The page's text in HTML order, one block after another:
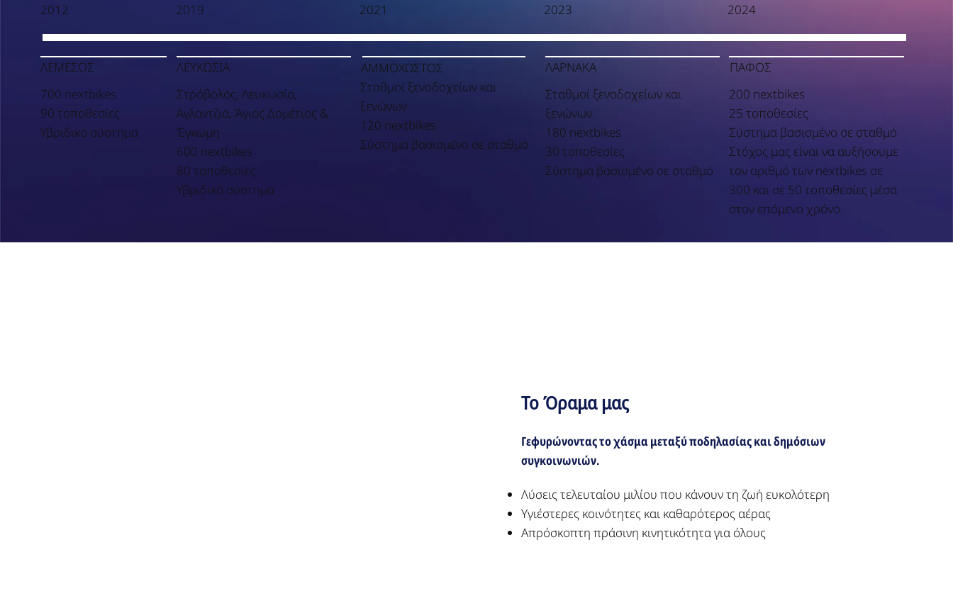
2012 2019 2021 2023 2024
ΛΕΜΕΣΟΣ
700 nextbikes
90 τοποθεσίες
Υβριδικό σύστημα
ΛΕΥΚΩΣΙΑ
Στρόβολος, Λευκωσία,
Αγλαντζιά, Άγιος Δομέτιος &
Έγκωμη
600 nextbikes
80 τοποθεσίες
Υβριδικό σύστημα
ΑΜΜΟΧΩΣΤΟΣ
Σταθμοί ξενοδοχείων και
ξενώνων
120 nextbikes
Σύστημα βασισμένο σε σταθμό
ΛΑΡΝΑΚΑ
Σταθμοί ξενοδοχείων και
ξενώνων
180 nextbikes
30 τοποθεσίες
Σύστημα βασισμένο σε σταθμό
ΠΑΦΟΣ
200 nextbikes
25 τοποθεσίες
Σύστημα βασισμένο σε σταθμό
Στόχος μας είναι να αυξήσουμε
τον αριθμό των nextbikes σε
300 και σε 50 τοποθεσίες μέσα
στον επόμενο χρόνο.
Το Όραμα μας
Γεφυρώνοντας το χάσμα μεταξύ ποδηλασίας και δημόσιων
συγκοινωνιών.
Λύσεις τελευταίου μιλίου που κάνουν τη ζωή ευκολότερη
Υγιέστερες κοινότητες και καθαρότερος αέρας
Απρόσκοπτη πράσινη κινητικότητα για όλους